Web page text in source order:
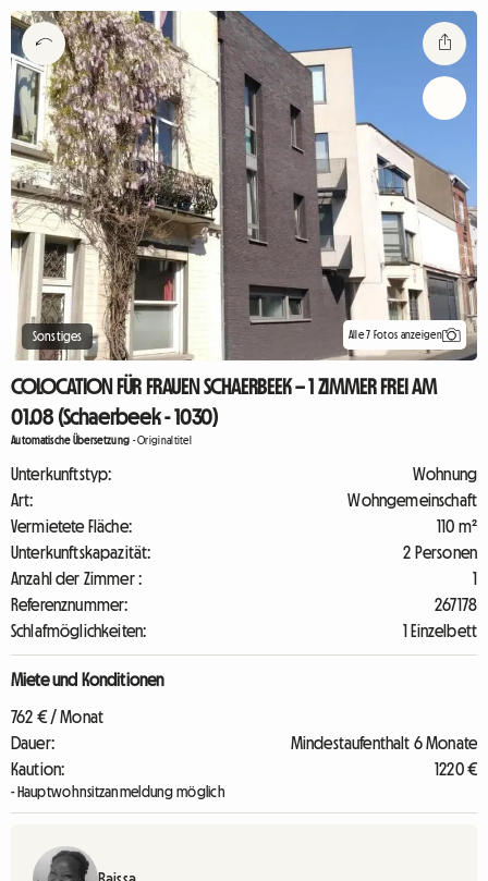
Sonstiges Alle 7 Fotos anzeigen
COLOCATION FÜR FRAUEN SCHAERBEEK – 1 ZIMMER FREI AM
01.08 (Schaerbeek - 1030)
Automatische Übersetzung -Originaltitel
Unterkunftstyp:
Wohnung
Art:
Wohngemeinschaft
Vermietete Fläche:
110 m²
Unterkunftskapazität:
2 Personen
Anzahl der Zimmer :
1
Referenznummer:
267178
Schlafmöglichkeiten:
1 Einzelbett
Miete und Konditionen
762 € / Monat
Dauer:
Mindestaufenthalt 6 Monate
Kaution:
1220 €
- Hauptwohnsitzanmeldung möglich